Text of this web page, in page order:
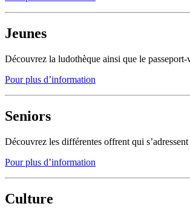
Jeunes
Découvrez la ludothèque ainsi que le passeport-
Pour plus d’information
Seniors
Découvrez les différentes offrent qui
Pour plus d’information
Culture